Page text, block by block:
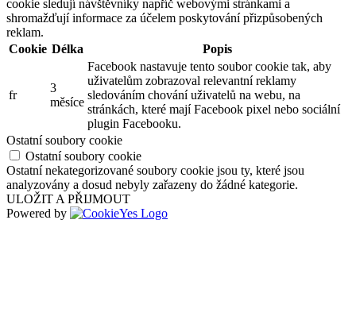
cookie sledují návštěvníky napříč webovými stránkami a
shromažďují informace za účelem poskytování přizpůsobených
reklam.
Cookie Délka Popis
fr
3
měsíce
Facebook nastavuje tento soubor cookie tak, aby
uživatelům zobrazoval relevantní reklamy
sledováním chování uživatelů na webu, na
stránkách, které mají Facebook pixel nebo sociální
plugin Facebooku.
Ostatní soubory cookie
Ostatní soubory cookie
Ostatní nekategorizované soubory cookie jsou ty, které jsou
analyzovány a dosud nebyly zařazeny do žádné kategorie.
ULOŽIT A PŘIJMOUT
Powered by